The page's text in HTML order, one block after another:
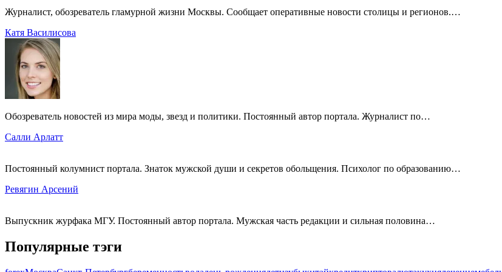
Журналист, обозреватель гламурной жизни Москвы. Сообщает оперативные новости столицы и регионов.…
Катя Василисова
Обозреватель новостей из мира моды, звезд и политики. Постоянный автор портала. Журналист по…
Салли Арлатт
Постоянный колумнист портала. Знаток мужской души и секретов обольщения. Психолог по образованию…
Ревягин Арсений
Выпускник журфака МГУ. Постоянный автор портала. Мужская часть редакции и сильная половина…
Популярные тэги